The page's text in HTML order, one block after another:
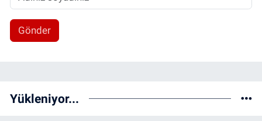
Gönder
Yükleniyor...